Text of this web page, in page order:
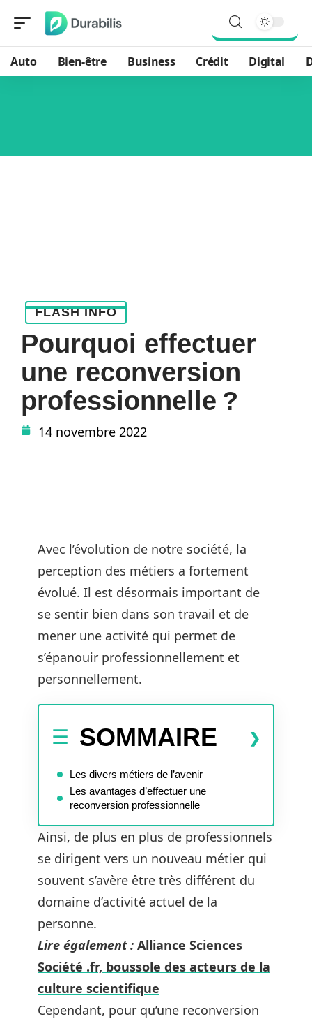
Auto Bien-être Business Crédit Digital
FLASH INFO
Pourquoi effectuer
une reconversion
professionnelle ?
14 novembre 2022
Avec l’évolution de notre société, la
perception des métiers a fortement
évolué. Il est désormais important de
se sentir bien dans son travail et de
mener une activité qui permet de
s’épanouir professionnellement et
personnellement.
SOMMAIRE
Les divers métiers de l’avenir
Les avantages d’effectuer une
reconversion professionnelle
Ainsi, de plus en plus de professionnels
se dirigent vers un nouveau métier qui
souvent s’avère être très différent du
domaine d’activité actuel de la
personne.
Lire également : Alliance Sciences
Société .fr, boussole des acteurs de la
culture scientifique
Cependant, pour qu’une reconversion